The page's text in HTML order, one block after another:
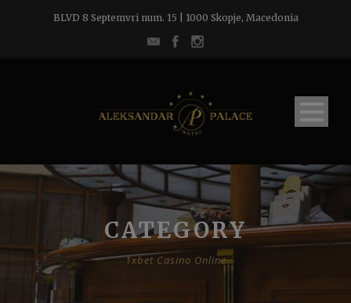
BLVD 8 Septemvri num. 15 | 1000 Skopje, Macedonia
CATEGORY
1xbet Casino Online